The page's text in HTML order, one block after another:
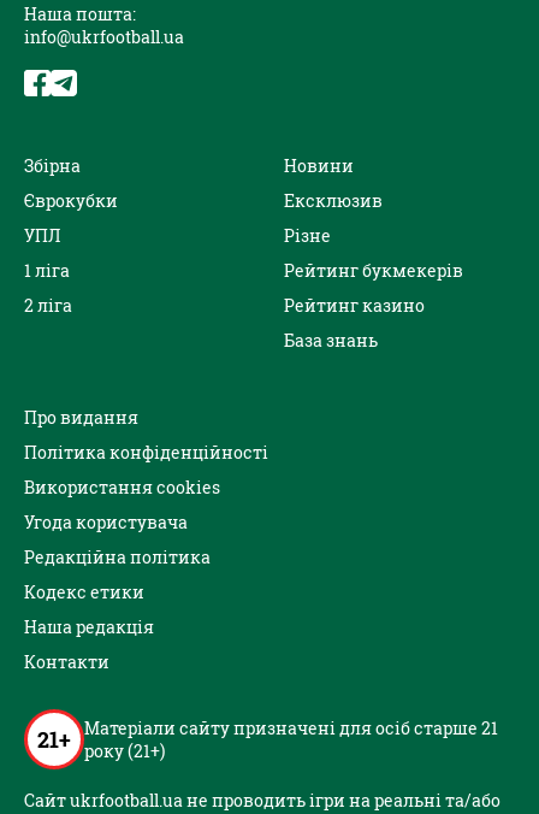
Наша пошта:
info@ukrfootball.ua
Збірна
Єврокубки
УПЛ
1 ліга
2 ліга
Новини
Ексклюзив
Різне
Рейтинг букмекерів
Рейтинг казино
База знань
Про видання
Політика конфіденційності
Використання cookies
Угода користувача
Редакційна політика
Кодекс етики
Наша редакція
Контакти
21+ Матеріали сайту призначені для осіб старше 21
року (21+)
Сайт ukrfootball.ua не проводить ігри на реальні та/або